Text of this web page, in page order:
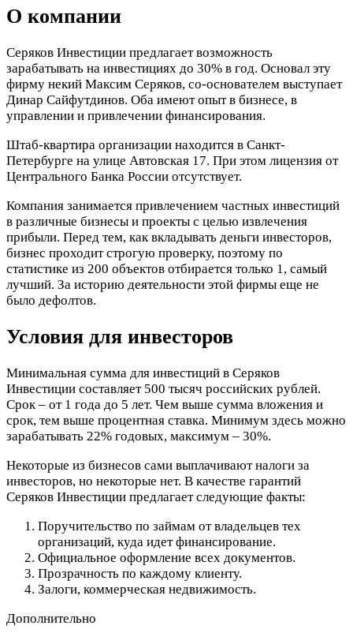
О компании
Серяков Инвестиции предлагает возможность
зарабатывать на инвестициях до 30% в год. Основал эту
фирму некий Максим Серяков, со-основателем выступает
Динар Сайфутдинов. Оба имеют опыт в бизнесе, в
управлении и привлечении финансирования.
Штаб-квартира организации находится в Санкт-
Петербурге на улице Автовская 17. При этом лицензия от
Центрального Банка России отсутствует.
Компания занимается привлечением частных инвестиций
в различные бизнесы и проекты с целью извлечения
прибыли. Перед тем, как вкладывать деньги инвесторов,
бизнес проходит строгую проверку, поэтому по
статистике из 200 объектов отбирается только 1, самый
лучший. За историю деятельности этой фирмы еще не
было дефолтов.
Условия для инвесторов
Минимальная сумма для инвестиций в Серяков
Инвестиции составляет 500 тысяч российских рублей.
Срок – от 1 года до 5 лет. Чем выше сумма вложения и
срок, тем выше процентная ставка. Минимум здесь можно
зарабатывать 22% годовых, максимум – 30%.
Некоторые из бизнесов сами выплачивают налоги за
инвесторов, но некоторые нет. В качестве гарантий
Серяков Инвестиции предлагает следующие факты:
Поручительство по займам от владельцев тех
организаций, куда идет финансирование.
Официальное оформление всех документов.
Прозрачность по каждому клиенту.
Залоги, коммерческая недвижимость.
Дополнительно